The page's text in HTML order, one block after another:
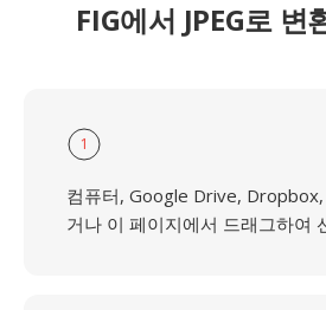
FIG에서 JPEG로 변
1
컴퓨터, Google Drive,
거나 이 페이지에서 드래그하여